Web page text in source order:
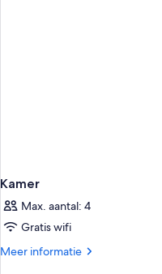
Kamer
Max. aantal: 4
Gratis wifi
Meer informatie
Meer